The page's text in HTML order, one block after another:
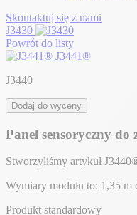
Skontaktuj się z nami
J3430
Powrót do listy
J3441®
J3440
Dodaj do wyceny
Panel sensoryczny
Stworzyliśmy artykuł
Wymiary modułu to: 1,35 m
Produkt standardowy